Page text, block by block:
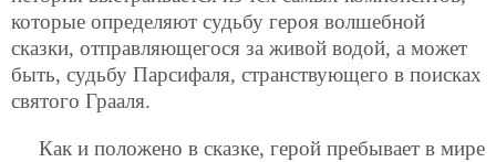
которые определяют судьбу героя волшебной
сказки, отправляющегося за живой водой, а может
быть, судьбу Парсифаля, странствующего в поисках
святого Грааля.
Как и положено в сказке, герой пребывает в мире